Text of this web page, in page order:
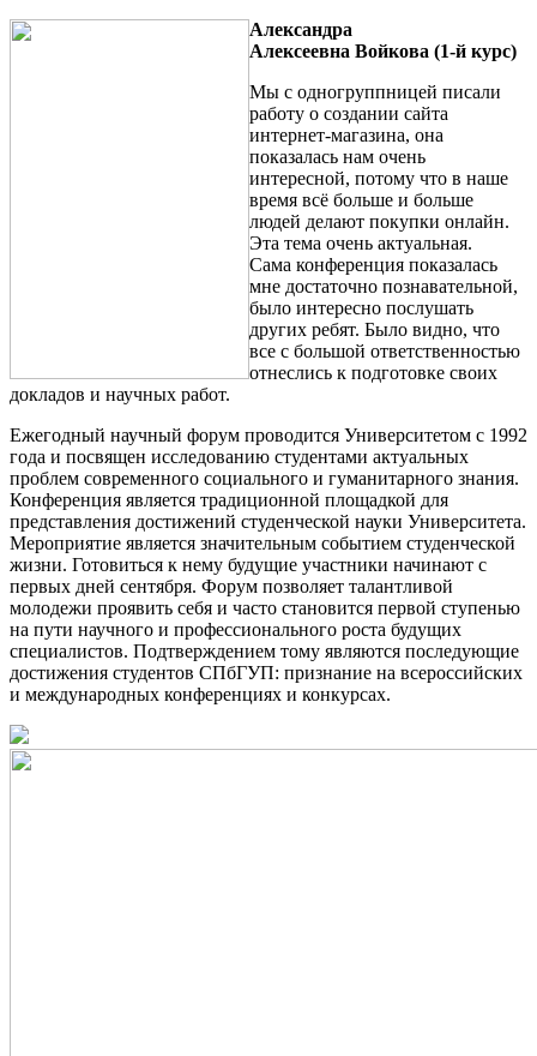
Александра
Алексеевна Войкова (1-й курс)
Мы с одногруппницей писали
работу о создании сайта
интернет-магазина, она
показалась нам очень
интересной, потому что в наше
время всё больше и больше
людей делают покупки онлайн.
Эта тема очень актуальная.
Сама конференция показалась
мне достаточно познавательной,
было интересно послушать
других ребят. Было видно, что
все с большой ответственностью
отнеслись к подготовке своих
докладов и научных работ.
Ежегодный научный форум проводится Университетом с 1992
года и посвящен исследованию студентами актуальных
проблем современного социального и гуманитарного знания.
Конференция является традиционной площадкой для
представления достижений студенческой науки Университета.
Мероприятие является значительным событием студенческой
жизни. Готовиться к нему будущие участники начинают с
первых дней сентября. Форум позволяет талантливой
молодежи проявить себя и часто становится первой ступенью
на пути научного и профессионального роста будущих
специалистов. Подтверждением тому являются последующие
достижения студентов СПбГУП: признание на всероссийских
и международных конференциях и конкурсах.